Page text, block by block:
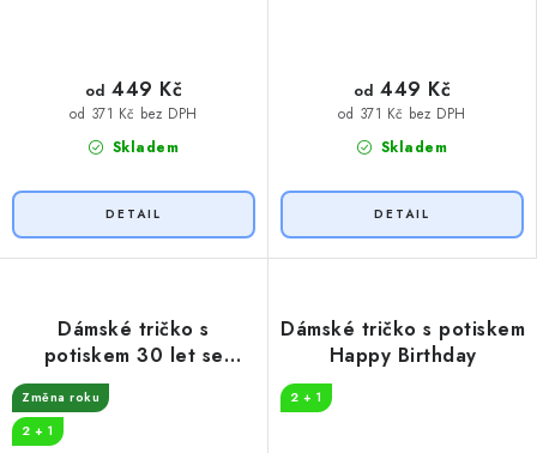
Skladem
od 371 Kč bez DPH
od 449 Kč
Skladem
od 371 Kč bez DPH
od 449 Kč
Dámské tričko s
potiskem 30 let se
propíjím
Změna roku
2 + 1
Dámské tričko s potiskem
Happy Birthday
2 + 1